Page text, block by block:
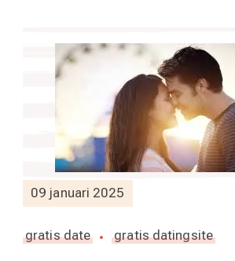
09 januari 2025
gratis date gratis datingsite